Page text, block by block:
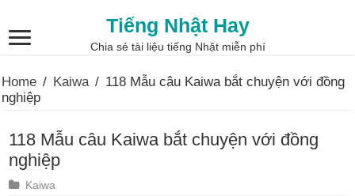
Tiếng Nhật Hay
Chia sẻ tài liệu tiếng Nhật miễn phí
Home / Kaiwa / 118 Mẫu câu Kaiwa bắt chuyện với đồng
nghiệp
118 Mẫu câu Kaiwa bắt chuyện với đồng
nghiệp
Kaiwa